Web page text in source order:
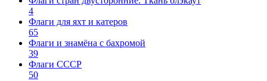
4
Флаги для яхт и катеров
65
Флаги и знамёна с бахромой
39
Флаги СССР
50